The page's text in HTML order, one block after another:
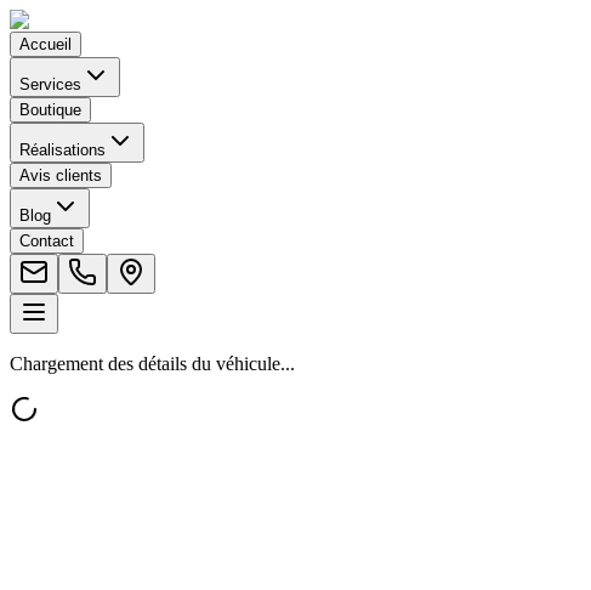
Accueil
Services
Boutique
Réalisations
Avis clients
Blog
Contact
Chargement des détails du véhicule...